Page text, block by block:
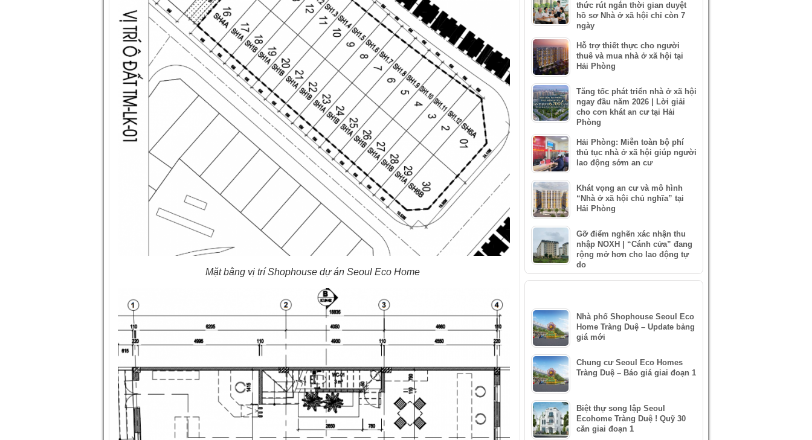
Mặt bằng vị trí Shophouse dự án Seoul Eco Home
thức rút ngắn thời gian duyệt
hồ sơ Nhà ở xã hội chỉ còn 7
ngày
Hỗ trợ thiết thực cho người
thuê và mua nhà ở xã hội tại
Hải Phòng
Tăng tốc phát triển nhà ở xã hội
ngay đầu năm 2026 | Lời giải
cho cơn khát an cư tại Hải
Phòng
Hải Phòng: Miễn toàn bộ phí
thủ tục nhà ở xã hội giúp người
lao động sớm an cư
Khát vọng an cư và mô hình
“Nhà ở xã hội chủ nghĩa” tại
Hải Phòng
Gỡ điểm nghẽn xác nhận thu
nhập NOXH | “Cánh cửa” đang
rộng mở hơn cho lao động tự
do
Nhà phố Shophouse Seoul Eco
Home Tràng Duệ – Update bảng
giá mới
Chung cư Seoul Eco Homes
Tràng Duệ – Báo giá giai đoạn 1
Biệt thự song lập Seoul
Ecohome Tràng Duệ ! Quỹ 30
căn giai đoạn 1